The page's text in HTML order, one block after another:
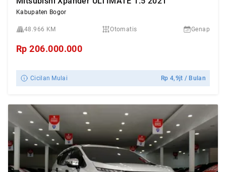
Kabupaten Bogor
48.966 KM Otomatis Genap
Rp206.000.000
Cicilan Mulai Rp4,9jt / Bulan